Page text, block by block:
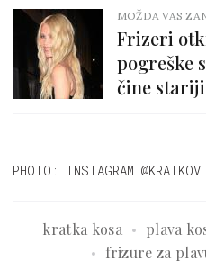
MOŽDA VAS
Frizeri
pogreške
čine
PHOTO: INSTAGRAM
kratka kosa plava
frizure za